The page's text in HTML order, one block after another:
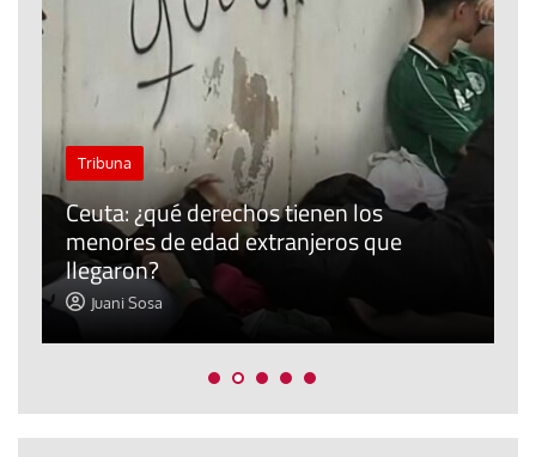
Tribuna
Ceuta: ¿qué derechos tienen los
menores de edad extranjeros que
llegaron?
Juani Sosa